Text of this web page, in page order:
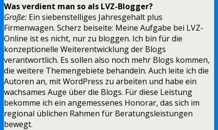
Was verdient man so als LVZ-Blogger?
Große: Ein siebenstelliges Jahresgehalt plus
Firmenwagen. Scherz beiseite: Meine Aufgabe bei LVZ-
Online ist es nicht, nur zu bloggen. Ich bin für die
konzeptionelle Weiterentwicklung der Blogs
verantwortlich. Es sollen also noch mehr Blogs kommen,
die weitere Themengebiete behandeln. Auch leite ich die
Autoren an, mit WordPress zu arbeiten und habe ein
wachsames Auge über die Blogs. Für diese Leistung
bekomme ich ein angemessenes Honorar, das sich im
regional üblichen Rahmen für Beratungsleistungen
bewegt.